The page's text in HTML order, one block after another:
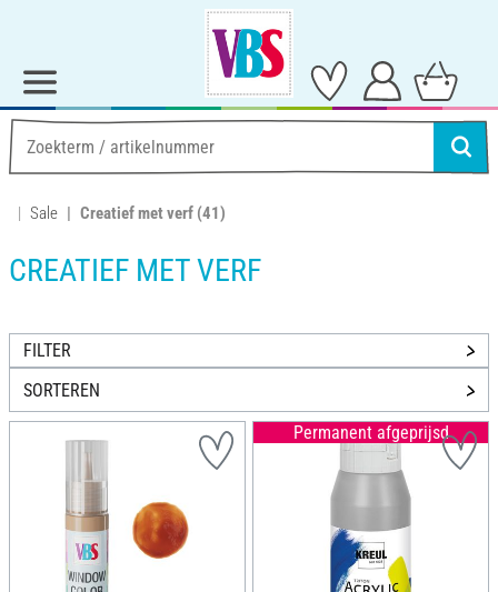
Sale Creatief met verf (41)
CREATIEF MET VERF
FILTER
SORTEREN
Permanent afgeprijsd